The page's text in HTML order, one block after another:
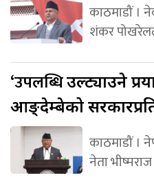
काठमाडौं ।
शंकर
‘उपलब्धिउल्ट्याउने
आङ्देम्बेको
काठमाडौं ।
नेता